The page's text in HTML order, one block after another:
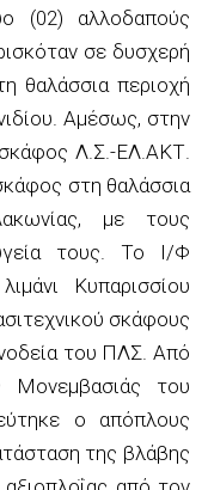
(02) αλλοδαπούς
σε δυσχερή
θαλάσσια περιοχή
Αμέσως, στην
Λ.Σ.-ΕΛ.ΑΚΤ.
στη θαλάσσια
με τους
τους. Το Ι/Φ
Κυπαρισσίου
σκάφους
του ΠΛΣ. Από
Μονεμβασιάς του
ο απόπλους
της βλάβης